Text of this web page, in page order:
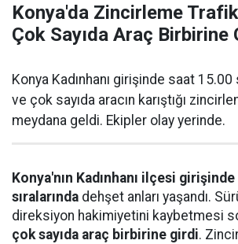
Konya'da Zincirleme
Çok Sayıda Araç Birbirine
Konya Kadınhanı girişinde saat 15.00
ve çok sayıda aracın karıştığı
meydana geldi. Ekipler olay yerinde.
Konya'nın Kadınhanı ilçesi girişinde
sıralarında dehşet anları yaşandı.
direksiyon hakimiyetini kaybetmesi
çok sayıda araç birbirine girdi.